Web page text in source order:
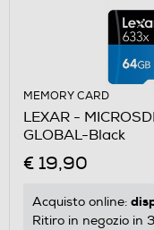
MEMORY CARD
LEXAR -
GLOBAL-Black
€ 19,90
Acquisto online:
Ritiro in negozio in